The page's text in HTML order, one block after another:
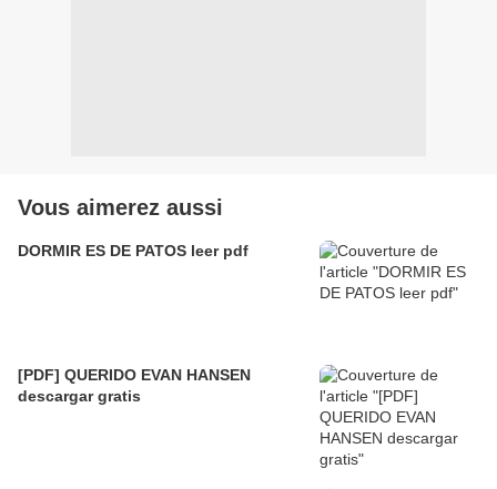
Vous aimerez aussi
DORMIR ES DE PATOS leer pdf
[PDF] QUERIDO EVAN HANSEN
descargar gratis